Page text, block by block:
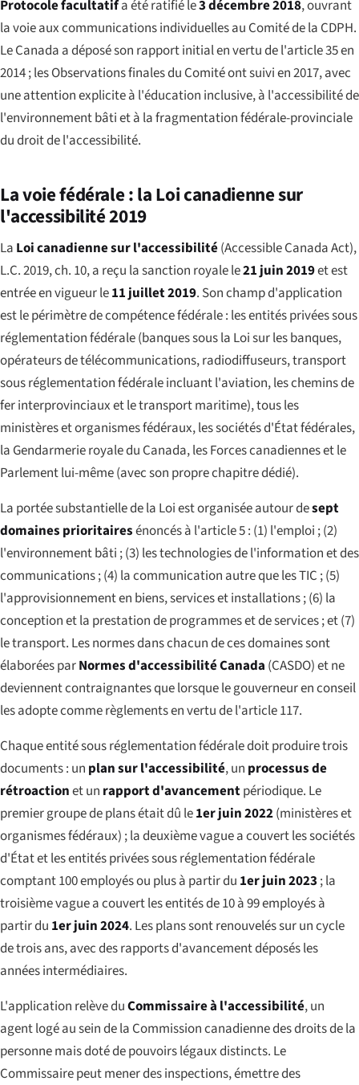
Protocole facultatifa été ratifié le3 décembre 2018, ouvrant
la voie aux communications individuelles au Comité de la CDPH.
Le Canada a déposé son rapport initial en vertu de l'article 35 en
2014 ; les Observations finales du Comité ont suivi en 2017, avec
une attention explicite à l'éducation inclusive, à l'accessibilité de
l'environnement bâti et à la fragmentation fédérale-provinciale
du droit de l'accessibilité.
La voie fédérale : la Loi canadienne sur
l'accessibilité 2019
La Loi canadienne sur l'accessibilité(Accessible Canada Act),
L.C. 2019, ch. 10, a reçu la sanction royale le21 juin 2019et est
entrée en vigueur le11 juillet 2019. Son champ d'application
est le périmètre de compétence fédérale : les entités privées sous
réglementation fédérale (banques sous la Loi sur les banques,
opérateurs de télécommunications, radiodiffuseurs, transport
sous réglementation fédérale incluant l'aviation, les chemins de
fer interprovinciaux et le transport maritime), tous les
ministères et organismes fédéraux, les sociétés d'État fédérales,
la Gendarmerie royale du Canada, les Forces canadiennes et le
Parlement lui-même (avec son propre chapitre dédié).
La portée substantielle de la Loi est organisée autour desept
domaines prioritairesénoncés à l'article 5 : (1) l'emploi ; (2)
l'environnement bâti ; (3) les technologies de l'information et des
communications ; (4) la communication autre que les TIC ; (5)
l'approvisionnement en biens, services et installations ; (6) la
conception et la prestation de programmes et de services ; et (7)
le transport. Les normes dans chacun de ces domaines sont
élaborées parNormes d'accessibilité Canada (CASDO) et ne
deviennent contraignantes que lorsque le gouverneur en conseil
les adopte comme règlements en vertu de l'article 117.
Chaque entité sous réglementation fédérale doit produire trois
documents : un plan sur l'accessibilité, un processus de
rétroactionet un rapport d'avancementpériodique. Le
premier groupe de plans était dû le1er juin 2022(ministères et
organismes fédéraux) ; la deuxième vague a couvert les sociétés
d'État et les entités privées sous réglementation fédérale
comptant 100 employés ou plus à partir du 1er juin 2023 ; la
troisième vague a couvert les entités de 10 à 99 employés à
partir du 1er juin 2024. Les plans sont renouvelés sur un cycle
de trois ans, avec des rapports d'avancement déposés les
années intermédiaires.
L'application relève duCommissaire à l'accessibilité, un
agent logé au sein de la Commission canadienne des droits de la
personne mais doté de pouvoirs légaux distincts. Le
Commissaire peut mener des inspections, émettre des